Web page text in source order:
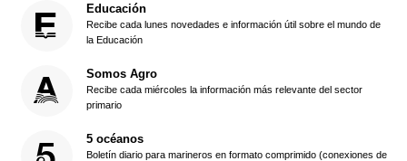
Educación
Recibe cada lunes novedades e información útil sobre el mundo de
la Educación
Somos Agro
Recibe cada miércoles la información más relevante del sector
primario
5 océanos
Boletín diario para marineros en formato comprimido (conexiones de